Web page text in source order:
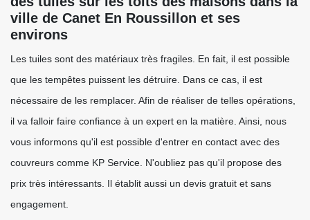
ville de Canet En Roussillon et ses
environs
Les tuiles sont des matériaux très fragiles. En fait, il est possible
que les tempêtes puissent les détruire. Dans ce cas, il est
nécessaire de les remplacer. Afin de réaliser de telles opérations,
il va falloir faire confiance à un expert en la matière. Ainsi, nous
vous informons qu'il est possible d'entrer en contact avec des
couvreurs comme KP Service. N'oubliez pas qu'il propose des
prix très intéressants. Il établit aussi un devis gratuit et sans
engagement.